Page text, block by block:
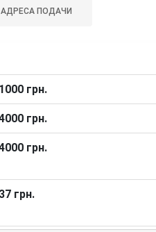
АДРЕСА ПОДАЧИ
1000 грн.
грн.
грн.
37 грн.